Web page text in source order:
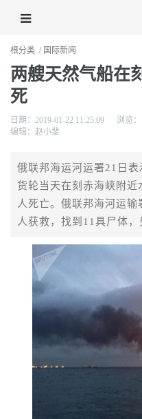
根分类 / 国际新闻
两艘天然气船在
死
日期 ： 2019-01-22 11:25:09 浏览 ：
编辑： 赵小斐
俄联邦海运河运署21日
货轮当天在刻赤海峡附近
人死亡。俄联邦海河运
人获救，找到11具尸体，